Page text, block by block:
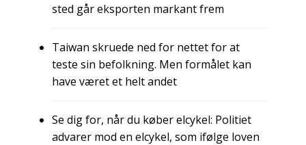
sted går eksporten markant frem
Taiwan skruede ned for nettet for at
teste sin befolkning. Men formålet kan
have været et helt andet
Se dig for, når du køber elcykel: Politiet
advarer mod en elcykel, som ifølge loven